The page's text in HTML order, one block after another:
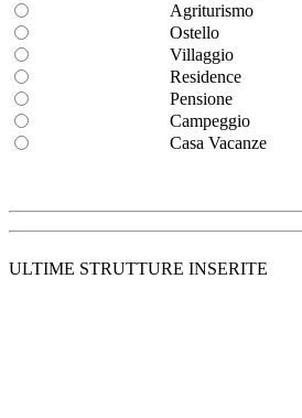
Agriturismo
Ostello
Villaggio
Residence
Pensione
Campeggio
Casa Vacanze
ULTIME STRUTTURE INSERITE